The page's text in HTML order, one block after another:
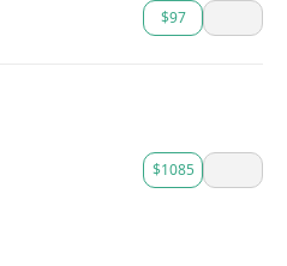
$97
$1085